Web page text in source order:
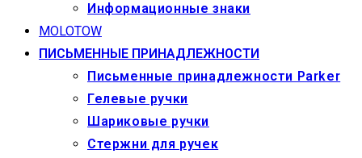
Информационные знаки
MOLOTOW
ПИСЬМЕННЫЕ ПРИНАДЛЕЖНОСТИ
Письменные принадлежности Parker
Гелевые ручки
Шариковые ручки
Стержни для ручек